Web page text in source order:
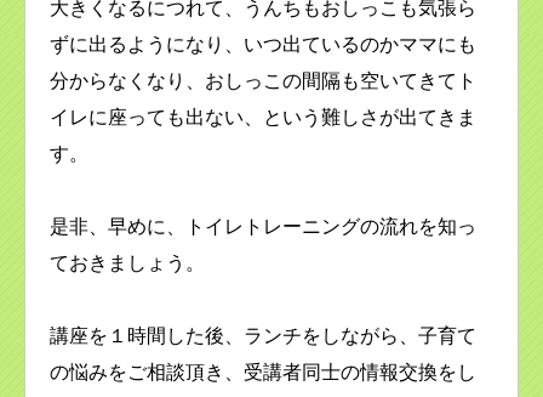
大きくなるにつれて、うんちもおしっこも気張ら
ずに出るようになり、いつ出ているのかママにも
分からなくなり、おしっこの間隔も空いてきてト
イレに座っても出ない、という難しさが出てきま
す。
是非、早めに、トイレトレーニングの流れを知っ
ておきましょう。
講座を１時間した後、ランチをしながら、子育て
の悩みをご相談頂き、受講者同士の情報交換をし